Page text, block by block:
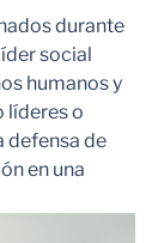
durante
social
humanos y
líderes o
defensa de
en una